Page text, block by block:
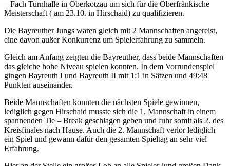
– Fach Turnhalle in Oberkotzau um sich für die Oberfränkische
Meisterschaft ( am 23.10. in Hirschaid) zu qualifizieren.
Die Bayreuther Jungs waren gleich mit 2 Mannschaften angereist,
eine davon außer Konkurrenz um Spielerfahrung zu sammeln.
Gleich am Anfang zeigten die Bayreuther, dass beide Mannschaften
das gleiche hohe Niveau spielen konnten. In dem Vorrundenspiel
gingen Bayreuth I und Bayreuth II mit 1:1 in Sätzen und 49:48
Punkten auseinander.
Beide Mannschaften konnten die nächsten Spiele gewinnen,
lediglich gegen Hirschaid musste sich die 1. Mannschaft in einem
spannenden Tie – Break geschlagen geben und fuhr somit als 2. des
Kreisfinales nach Hause. Auch die 2. Mannschaft verlor lediglich
ein Spiel und gewann dafür den gesamten Spieltag an sehr viel
Erfahrung.